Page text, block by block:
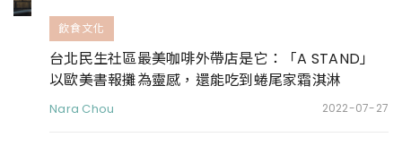
飲食文化
台北民生社區最美咖啡外帶店是它：「A STAND」
以歐美書報攤為靈感，還能吃到蜷尾家霜淇淋
Nara Chou 2022-07-27